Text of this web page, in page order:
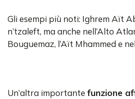
Gli esempi più noti: Ighrem Aït
n’tzaleft, ma anche nell’Alto
Bouguemaz, l’Aït Mhammed e
Un’altra importante funzione